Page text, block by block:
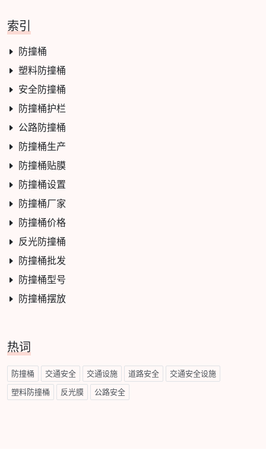
索引
防撞桶
塑料防撞桶
安全防撞桶
防撞桶护栏
公路防撞桶
防撞桶生产
防撞桶贴膜
防撞桶设置
防撞桶厂家
防撞桶价格
反光防撞桶
防撞桶批发
防撞桶型号
防撞桶摆放
热词
防撞桶 交通安全 交通设施 道路安全 交通安全设施
塑料防撞桶 反光膜 公路安全